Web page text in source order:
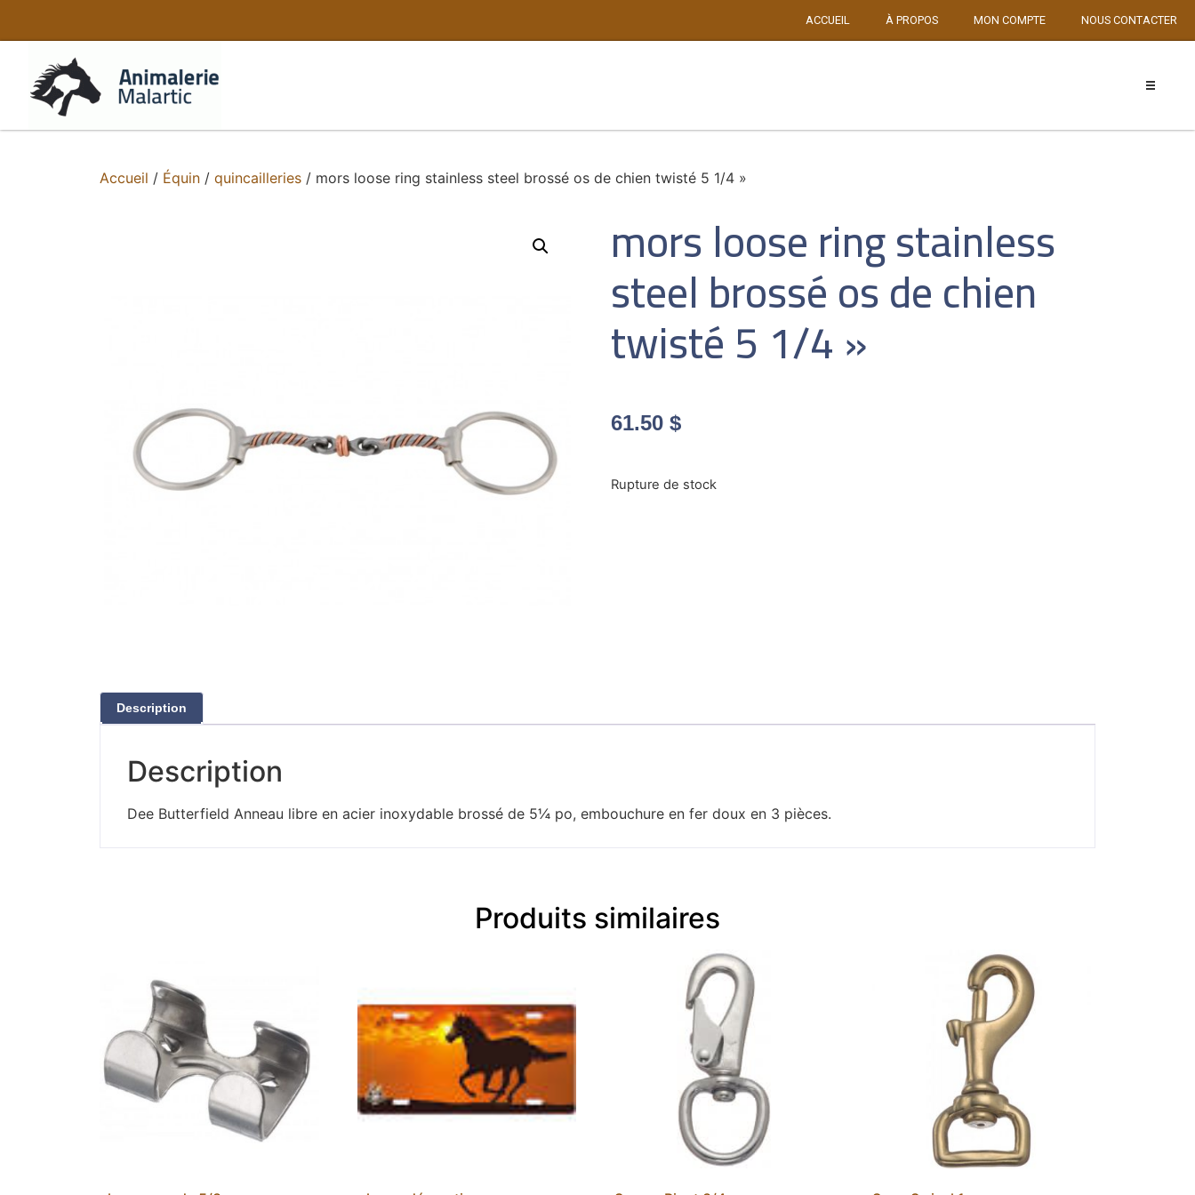
ACCUEIL À PROPOS MON COMPTE NOUS CONTACTER
Accueil / Équin / quincailleries / mors loose ring stainless steel brossé os de chien twisté 5 1/4 »
mors loose ring stainless
steel brossé os de chien
twisté 5 1/4 »
61.50 $
Rupture de stock
Description
Description
Dee Butterfield Anneau libre en acier inoxydable brossé de 5¼ po, embouchure en fer doux en 3 pièces.
Produits similaires